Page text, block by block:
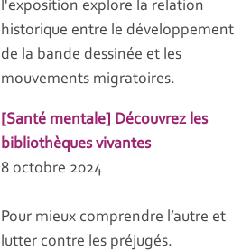
l'exposition explore la relation
historique entre le développement
de la bande dessinée et les
mouvements migratoires.
[Santé mentale] Découvrez les
bibliothèques vivantes
8 octobre 2024
Pour mieux comprendre l’autre et
lutter contre les préjugés.